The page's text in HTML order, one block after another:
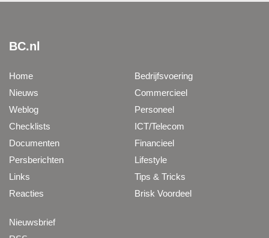
BC.nl
Home
Nieuws
Weblog
Checklists
Documenten
Persberichten
Links
Reacties
Bedrijfsvoering
Commercieel
Personeel
ICT/Telecom
Financieel
Lifestyle
Tips & Tricks
Brisk Voordeel
Nieuwsbrief